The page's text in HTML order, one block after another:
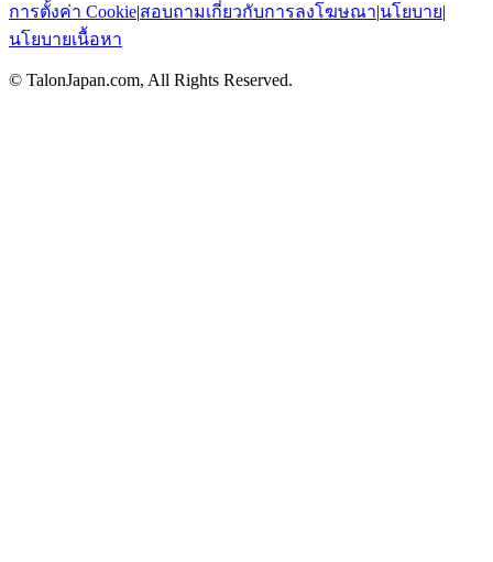
การตั้งค่า Cookie|สอบถามเกี่ยวกับการลงโฆษณา|นโยบาย|
นโยบายเนื้อหา
© TalonJapan.com, All Rights Reserved.